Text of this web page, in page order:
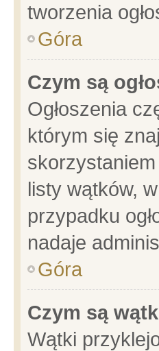
tworzenia
Góra
Czym są
Ogłoszenia
którym się
listy wątków,
przypadku
nadaje
Góra
Czym są
Wątki